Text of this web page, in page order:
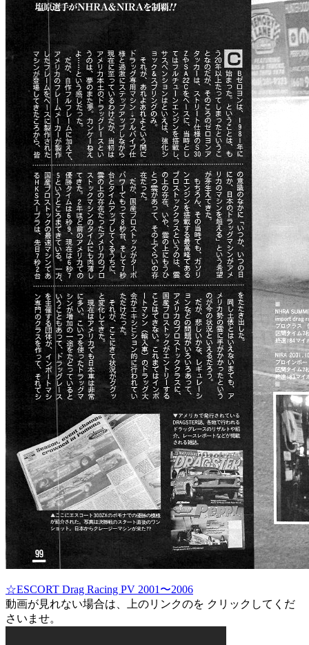
☆ESCORT Drag Racing PV 2001〜2006
動画が見れない場合は、上のリンクのを クリックしてくだ
さいませ。